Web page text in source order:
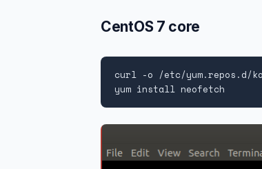
CentOS 7 core
curl -o /etc/yum.repos.d/
yum install neofetch